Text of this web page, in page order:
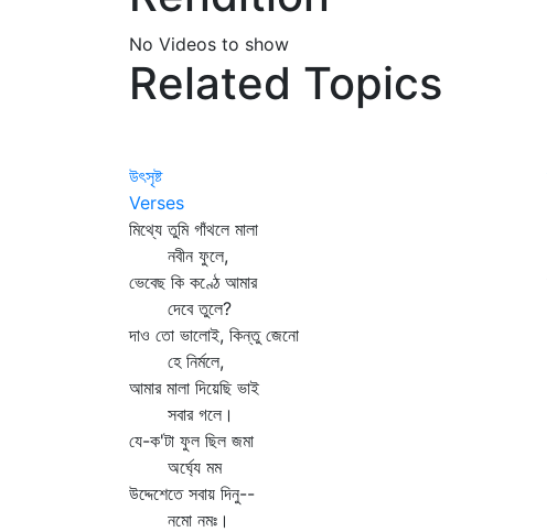
No Videos to show
Related Topics
উৎসৃষ্ট
Verses
মিথ্যে তুমি গাঁথলে মালা
নবীন ফুলে,
ভেবেছ কি কণ্ঠে আমার
দেবে তুলে?
দাও তো ভালোই, কিন্তু জেনো
হে নির্মলে,
আমার মালা দিয়েছি ভাই
সবার গলে।
যে-ক'টা ফুল ছিল জমা
অর্ঘ্যে মম
উদ্দেশেতে সবায় দিনু--
নমো নমঃ।